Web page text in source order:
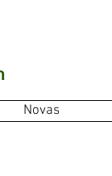
Novas